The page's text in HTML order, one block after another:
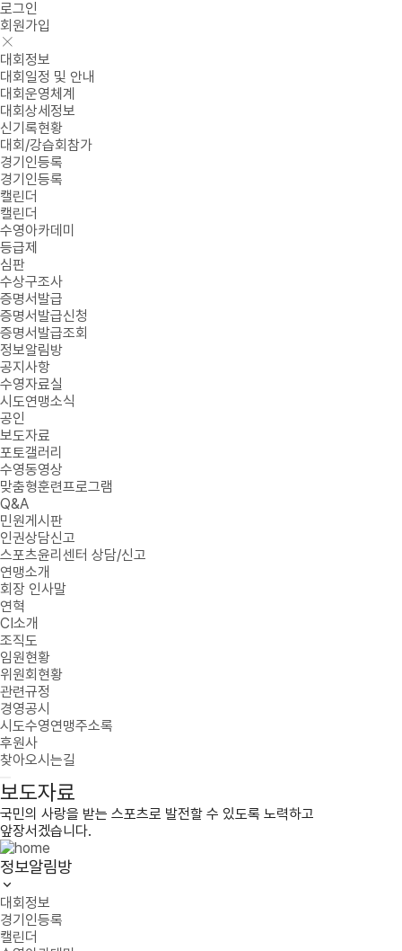
로그인
회원가입
대회정보
대회일정 및 안내
대회운영체계
대회상세정보
신기록현황
대회/강습회참가
경기인등록
경기인등록
캘린더
캘린더
수영아카데미
등급제
심판
수상구조사
증명서발급
증명서발급신청
증명서발급조회
정보알림방
공지사항
수영자료실
시도연맹소식
공인
보도자료
포토갤러리
수영동영상
맞춤형훈련프로그램
Q&A
민원게시판
인권상담신고
스포츠윤리센터 상담/신고
연맹소개
회장 인사말
연혁
CI소개
조직도
임원현황
위원회현황
관련규정
경영공시
시도수영연맹주소록
후원사
찾아오시는길
보도자료
국민의 사랑을 받는 스포츠로 발전할 수 있도록 노력하고
앞장서겠습니다.
정보알림방
대회정보
경기인등록
캘린더